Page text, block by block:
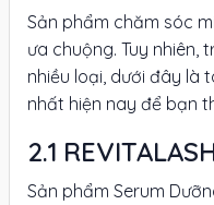
Sản phẩm chăm sóc
ưa chuộng. Tuy nhiên,
nhiều loại, dưới đây là
nhất hiện nay để bạn
Sản phẩm Serum